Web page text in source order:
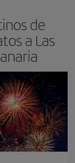
de
a Las